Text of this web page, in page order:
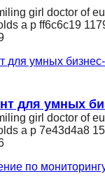
для умных